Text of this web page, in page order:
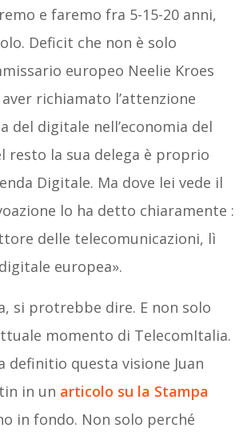
e faremo fra 5-15-20 anni,
Deficit che non è solo
europeo Neelie Kroes
richiamato l’attenzione
del digitale nell’economia del
resto la sua delega è proprio
Digitale. Ma dove lei vede il
lo ha detto chiaramente :
delle telecomunicazioni, lì
europea».
si protrebbe dire. E non solo
momento di TelecomItalia.
definitio questa visione Juan
in un articolo su la Stampa
in fondo. Non solo perché